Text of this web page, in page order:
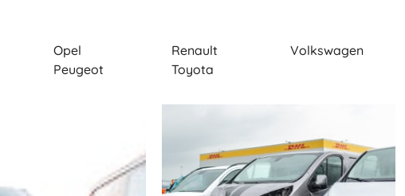
Opel
Peugeot
Renault
Toyota
Volkswagen